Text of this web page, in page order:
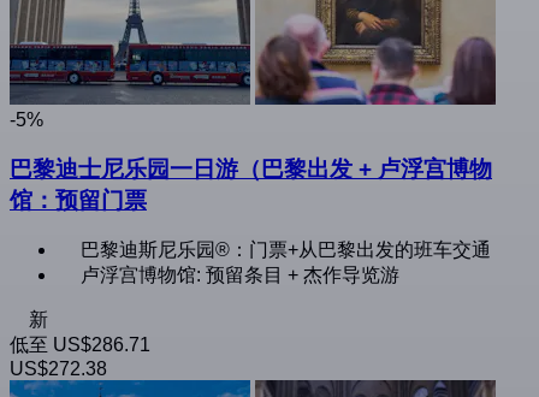
-5%
巴黎迪士尼乐园一日游（巴黎出发 + 卢浮宫博物
馆：预留门票
巴黎迪斯尼乐园®：门票+从巴黎出发的班车交通
卢浮宫博物馆: 预留条目 + 杰作导览游
新
低至 US$286.71
US$272.38